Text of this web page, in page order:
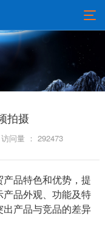
拍摄
访问量 ： 292473
品特色和优势，提
品外观、功能及特
产品与竞品的差异